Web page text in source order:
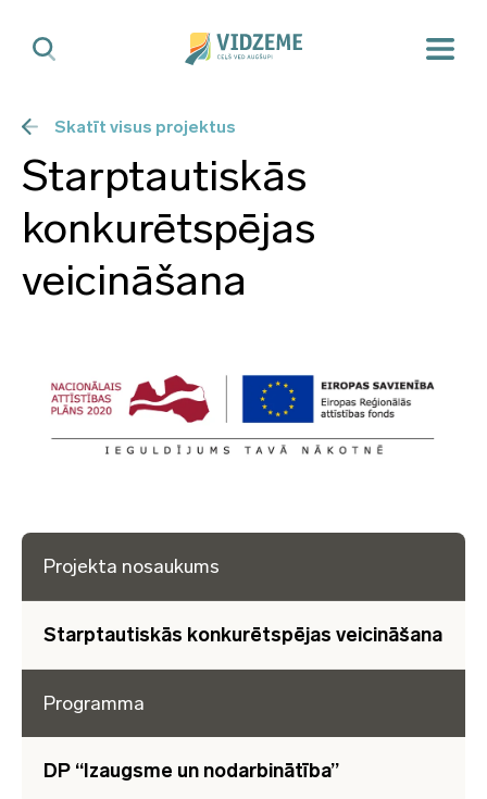
Skatīt visus projektus
Starptautiskās
konkurētspējas
veicināšana
Projekta nosaukums
Starptautiskās konkurētspējas veicināšana
Programma
DP “Izaugsme un nodarbinātība”